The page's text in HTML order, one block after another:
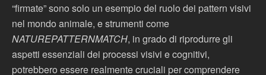
“firmate” sono solo un esempio del ruolo dei pattern visivi
nel mondo animale, e strumenti come
NATUREPATTERNMATCH, in grado di riprodurre gli
aspetti essenziali dei processi visivi e cognitivi,
potrebbero essere realmente cruciali per comprendere